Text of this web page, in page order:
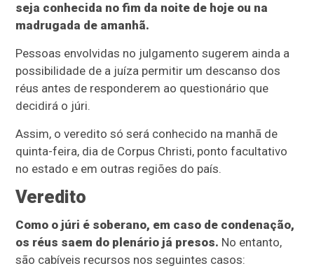
seja conhecida no fim da noite de hoje ou na
madrugada de amanhã.
Pessoas envolvidas no julgamento sugerem ainda a
possibilidade de a juíza permitir um descanso dos
réus antes de responderem ao questionário que
decidirá o júri.
Assim, o veredito só será conhecido na manhã de
quinta-feira, dia de Corpus Christi, ponto facultativo
no estado e em outras regiões do país.
Veredito
Como o júri é soberano, em caso de condenação,
os réus saem do plenário já presos. No entanto,
são cabíveis recursos nos seguintes casos: